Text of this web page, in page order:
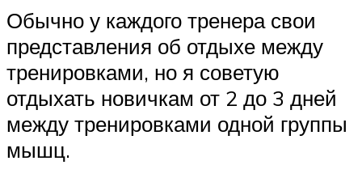
Обычно у каждого тренера свои
представления об отдыхе между
тренировками, но я советую
отдыхать новичкам от 2 до 3 дней
между тренировками одной группы
мышц.